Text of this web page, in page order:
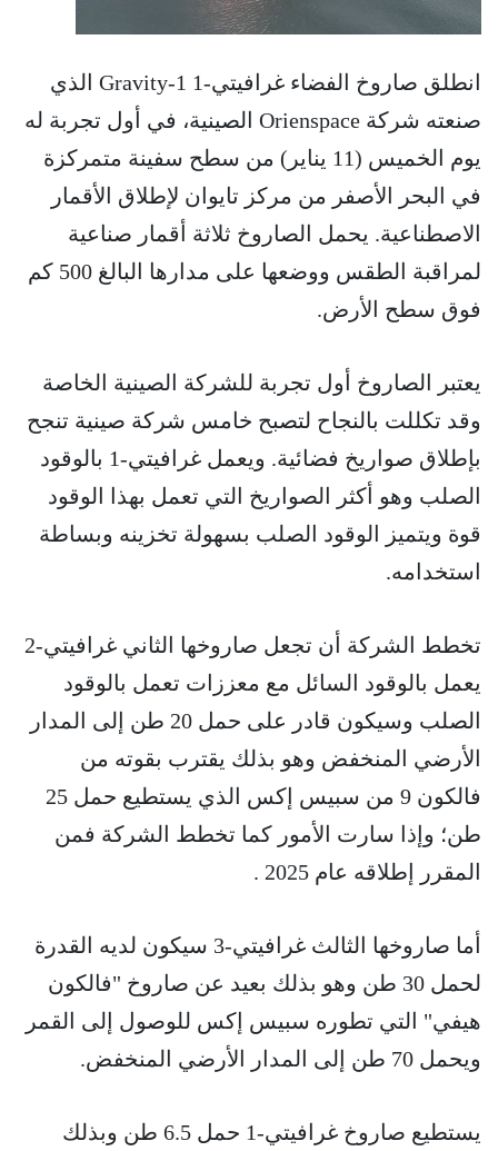
انطلق صاروخ الفضاء غرافيتي-1 Gravity-1 الذي
صنعته شركة Orienspace الصينية، في أول تجربة له
يوم الخميس (11 يناير) من سطح سفينة متمركزة
في البحر الأصفر من مركز تايوان لإطلاق الأقمار
الاصطناعية. يحمل الصاروخ ثلاثة أقمار صناعية
لمراقبة الطقس ووضعها على مدارها البالغ 500 كم
فوق سطح الأرض.
يعتبر الصاروخ أول تجربة للشركة الصينية الخاصة
وقد تكللت بالنجاح لتصبح خامس شركة صينية تنجح
بإطلاق صواريخ فضائية. ويعمل غرافيتي-1 بالوقود
الصلب وهو أكثر الصواريخ التي تعمل بهذا الوقود
قوة ويتميز الوقود الصلب بسهولة تخزينه وبساطة
استخدامه.
تخطط الشركة أن تجعل صاروخها الثاني غرافيتي-2
يعمل بالوقود السائل مع معززات تعمل بالوقود
الصلب وسيكون قادر على حمل 20 طن إلى المدار
الأرضي المنخفض وهو بذلك يقترب بقوته من
فالكون 9 من سبيس إكس الذي يستطيع حمل 25
طن؛ وإذا سارت الأمور كما تخطط الشركة فمن
المقرر إطلاقه عام 2025 .
أما صاروخها الثالث غرافيتي-3 سيكون لديه القدرة
لحمل 30 طن وهو بذلك بعيد عن صاروخ "فالكون
هيفي" التي تطوره سبيس إكس للوصول إلى القمر
ويحمل 70 طن إلى المدار الأرضي المنخفض.
يستطيع صاروخ غرافيتي-1 حمل 6.5 طن وبذلك